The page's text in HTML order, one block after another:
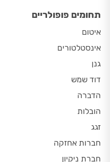
תחומים פופולריים
איטום
אינסטלטורים
גנן
דוד שמש
הדברה
הובלות
זגג
חברות אחזקה
חברת ניקיון